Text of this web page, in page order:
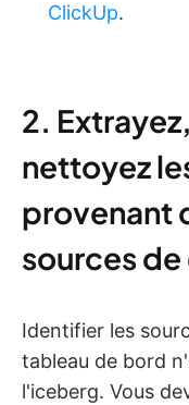
ClickUp.
2.
nettoyez
provenant
sources
Identifier les
tableau de bord
l'iceberg. Vous